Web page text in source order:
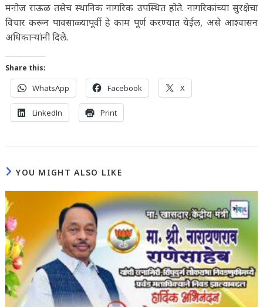
मनोज राऊळ तसेच स्थानिक नागरिक उपस्थित होते. नागरिकांच्या सुरक्षेचा
विचार करून पावसाळ्यापूर्वी हे काम पूर्ण करण्यात येईल, असे आश्वासन
अधिकाऱ्यांनी दिले.
Share this:
WhatsApp Facebook X
LinkedIn Print
YOU MIGHT ALSO LIKE